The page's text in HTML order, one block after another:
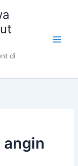
di
angin